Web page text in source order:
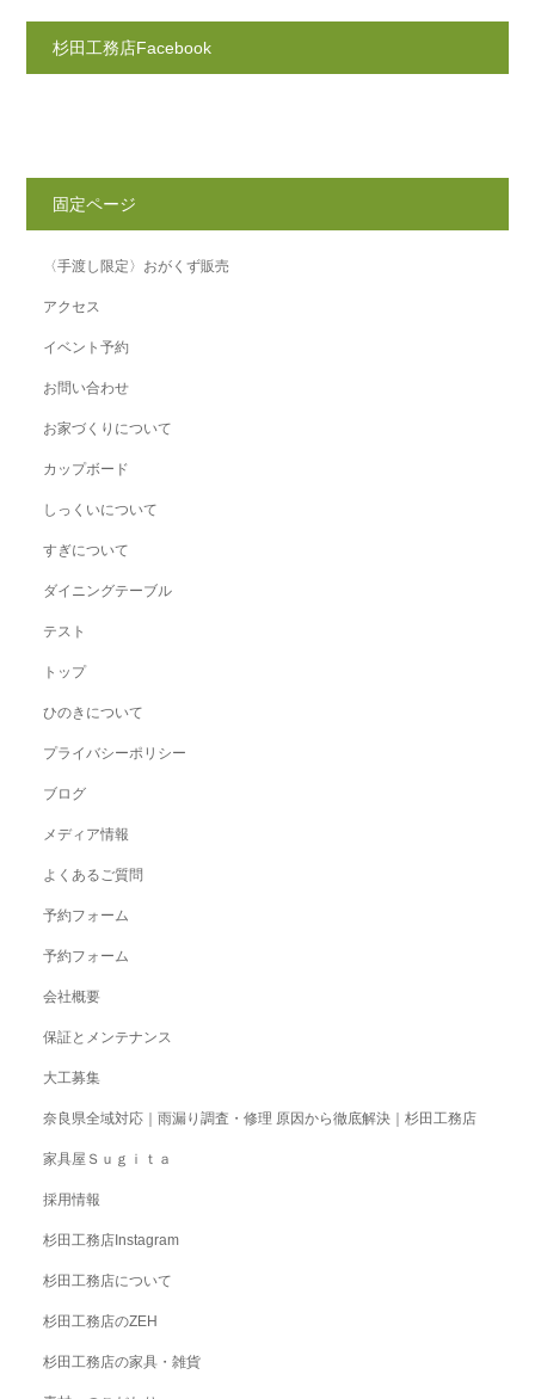
杉田工務店Facebook
固定ページ
〈手渡し限定〉おがくず販売
アクセス
イベント予約
お問い合わせ
お家づくりについて
カップボード
しっくいについて
すぎについて
ダイニングテーブル
テスト
トップ
ひのきについて
プライバシーポリシー
ブログ
メディア情報
よくあるご質問
予約フォーム
予約フォーム
会社概要
保証とメンテナンス
大工募集
奈良県全域対応｜雨漏り調査・修理 原因から徹底解決｜杉田工務店
家具屋Ｓｕｇｉｔａ
採用情報
杉田工務店Instagram
杉田工務店について
杉田工務店のZEH
杉田工務店の家具・雑貨